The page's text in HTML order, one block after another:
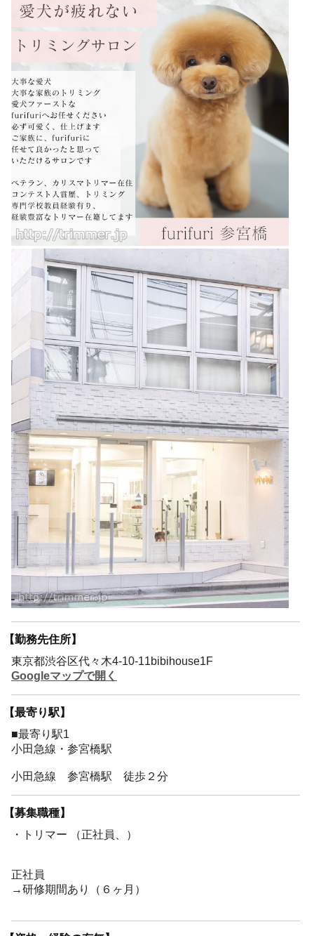
【勤務先住所】
東京都渋谷区代々木4-10-11bibihouse1F
Googleマップで開く
【最寄り駅】
■最寄り駅1
小田急線・参宮橋駅
小田急線 参宮橋駅 徒歩２分
【募集職種】
・トリマー （正社員、）
正社員
→研修期間あり（６ヶ月）